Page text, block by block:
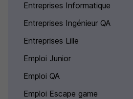
Entreprises Informatique
Entreprises Ingénieur QA
Entreprises Lille
Emploi Junior
Emploi QA
Emploi Escape game